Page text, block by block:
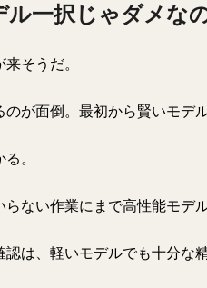
ル一択じゃダメな
そうだ。
のが面倒。最初から賢いモデ
。
らない作業にまで高性能モデ
は、軽いモデルでも十分な精